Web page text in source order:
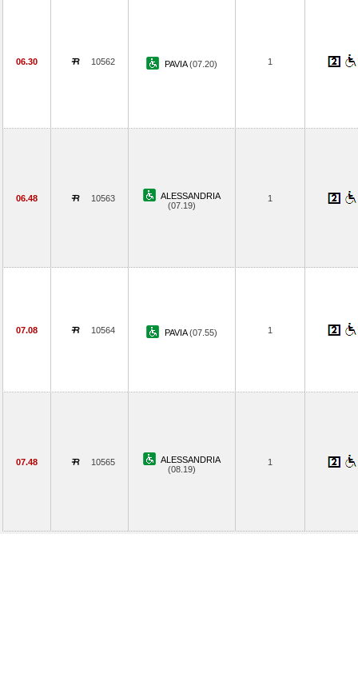
06.30 10562 PAVIA(07.20) 1
06.48 10563
ALESSANDRIA
(07.19)
1
07.08 10564 PAVIA(07.55) 1
07.48 10565
ALESSANDRIA
(08.19)
1